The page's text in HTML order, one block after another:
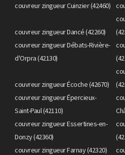
couvreur zingueur Cuinzier (42460)
couvreur zingueur Dancé (42260)
couvreur zingueur Débats-Rivière-
d'Orpra (42130)
couvreur zingueur Écoche (42670)
couvreur zingueur Épercieux-
Saint-Paul (42110)
couvreur zingueur Essertines-en-
Donzy (42360)
couvreur zingueur Farnay (42320)